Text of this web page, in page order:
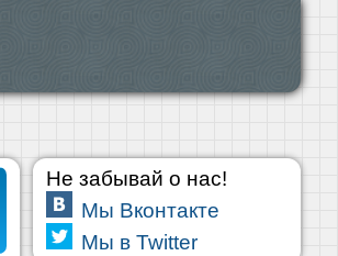
Не забывай о нас!
Мы Вконтакте
Мы в Twitter